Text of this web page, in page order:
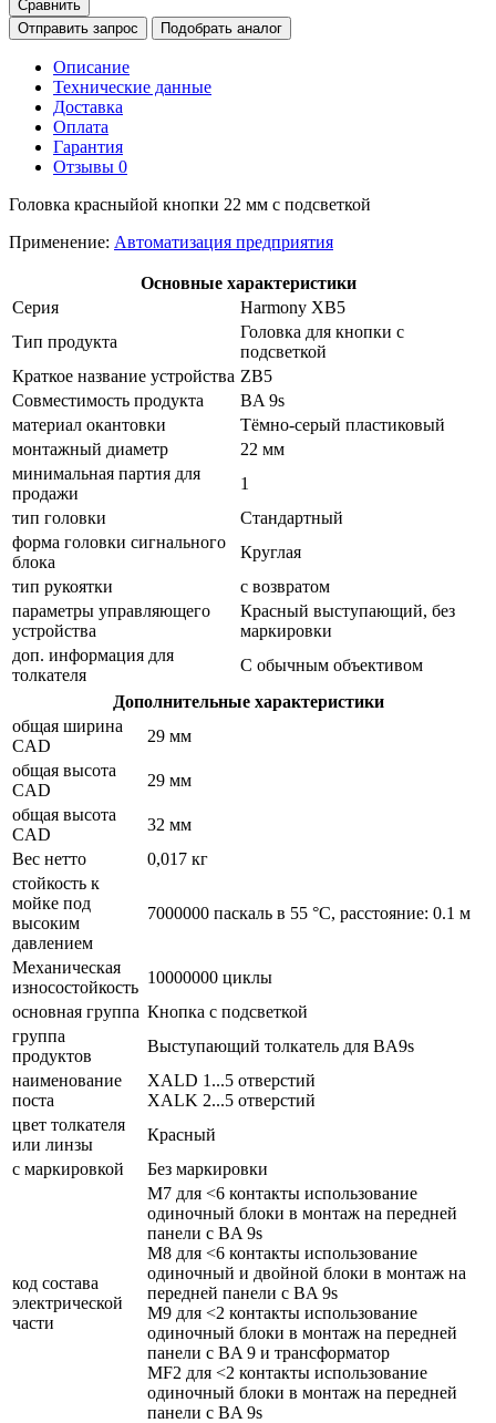
Сравнить
Отправить запрос
Подобрать аналог
Описание
Технические данные
Доставка
Оплата
Гарантия
Отзывы 0
Головка красныйой кнопки 22 мм с подсветкой
Применение: Автоматизация предприятия
Основные характеристики
Серия
Harmony XB5
Тип продукта
Головка для кнопки с
подсветкой
Краткое название устройства ZB5
Совместимость продукта
BA 9s
материал окантовки
Тёмно-серый пластиковый
монтажный диаметр
22 мм
минимальная партия для
продажи
1
тип головки
Стандартный
форма головки сигнального
блока
Круглая
тип рукоятки
с возвратом
параметры управляющего
устройства
Красный выступающий, без
маркировки
доп. информация для
толкателя
С обычным объективом
Дополнительные характеристики
общая ширина
CAD
29 мм
общая высота
CAD
29 мм
общая высота
CAD
32 мм
Вес нетто
0,017 кг
стойкость к
мойке под
высоким
давлением
7000000 паскаль в 55 °C, расстояние: 0.1 м
Механическая
износостойкость
10000000 циклы
основная группа Кнопка с подсветкой
группа
продуктов
Выступающий толкатель для BA9s
наименование
поста
XALD 1...5 отверстий
XALK 2...5 отверстий
цвет толкателя
или линзы
Красный
с маркировкой
Без маркировки
код состава
электрической
части
M7 для <6 контакты использование
одиночный блоки в монтаж на передней
панели с BA 9s
M8 для <6 контакты использование
одиночный и двойной блоки в монтаж на
передней панели с BA 9s
M9 для <2 контакты использование
одиночный блоки в монтаж на передней
панели с BA 9 и трансформатор
MF2 для <2 контакты использование
одиночный блоки в монтаж на передней
панели с BA 9s